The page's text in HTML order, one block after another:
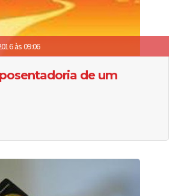
às 09:06
de um